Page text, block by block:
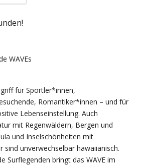
WAVEs
für Sportler*innen,
Romantiker*innen – und für
Lebenseinstellung. Auch
mit Regenwäldern, Bergen und
und Inselschönheiten mit
sind unverwechselbar hawaiianisch.
Surflegenden bringt das WAVE im